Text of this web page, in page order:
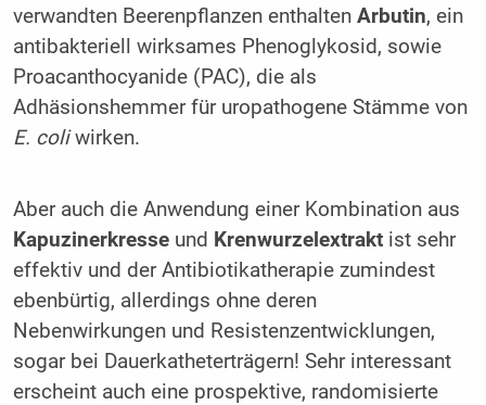
verwandten Beerenpflanzen enthalten Arbutin, ein
antibakteriell wirksames Phenoglykosid, sowie
Proacanthocyanide (PAC), die als
Adhäsionshemmer für uropathogene Stämme von
E. coliwirken.
Aber auch die Anwendung einer Kombination aus
Kapuzinerkresse und Krenwurzelextrakt ist sehr
effektiv und der Antibiotikatherapie zumindest
ebenbürtig, allerdings ohne deren
Nebenwirkungen und Resistenzentwicklungen,
sogar bei Dauerkatheterträgern! Sehr interessant
erscheint auch eine prospektive, randomisierte